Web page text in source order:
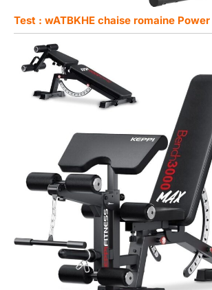
Test : wATBKHE chaise romaine